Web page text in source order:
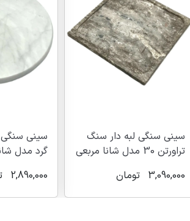
سینی سنگی مرمر بدون لبه
گرد مدل شانا
2,890,000 تومان
گرد 20 مدل شانا